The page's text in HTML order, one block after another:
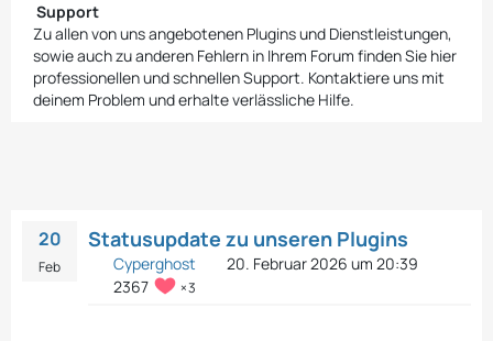
Support
Zu allen von uns angebotenen Plugins und Dienstleistungen,
sowie auch zu anderen Fehlern in Ihrem Forum finden Sie hier
professionellen und schnellen Support. Kontaktiere uns mit
deinem Problem und erhalte verlässliche Hilfe.
20
Feb
Statusupdate zu unseren Plugins
Cyperghost
20. Februar 2026 um 20:39
2367
3